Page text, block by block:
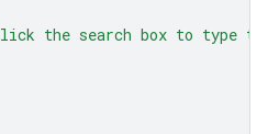
the search box to type